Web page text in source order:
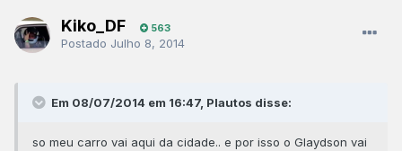
Kiko_DF 563
Postado Julho 8, 2014
Em 08/07/2014 em 16:47, Plautos disse:
so meu carro vai aqui da cidade.. e por isso o Glaydson vai